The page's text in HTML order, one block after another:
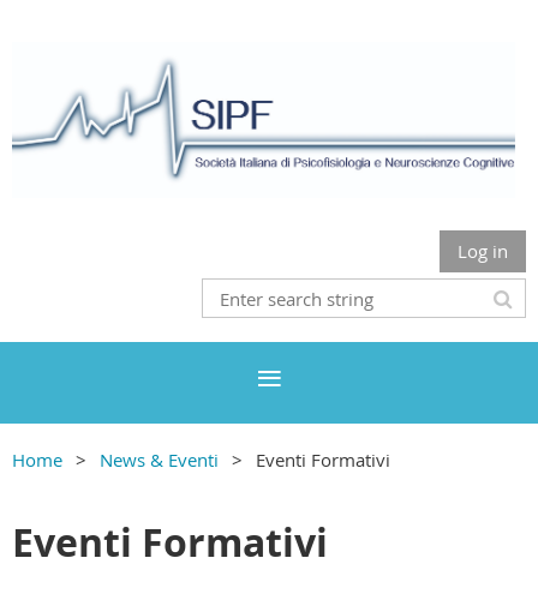
Log in
Home News & Eventi Eventi Formativi
Eventi Formativi